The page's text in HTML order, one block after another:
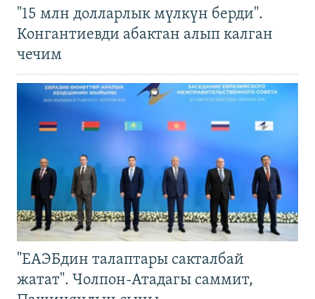
"15 млн долларлык мүлкүн берди".
Конгантиевди абактан алып калган
чечим
"ЕАЭБдин талаптары сакталбай
жатат". Чолпон-Атадагы саммит,